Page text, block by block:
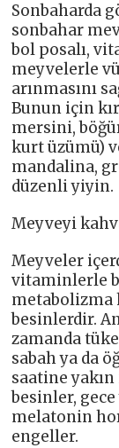
Sonbaharda
sonbahar
bol posalı,
meyvelerle
arınmasını
Bunun için
mersini,
kurt üzümü)
mandalina,
düzenli yiyin.
Meyveyi
Meyveler
vitaminlerle
metabolizma
besinlerdir.
zamanda
sabah ya da
saatine
besinler, gece
melatonin
engeller.